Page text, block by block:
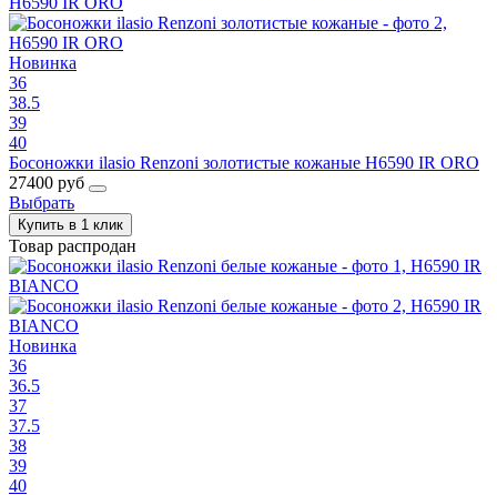
Новинка
36
38.5
39
40
Босоножки ilasio Renzoni золотистые кожаные H6590 IR ORO
27400 руб
Выбрать
Купить в 1 клик
Товар распродан
Новинка
36
36.5
37
37.5
38
39
40